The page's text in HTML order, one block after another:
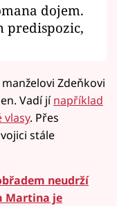
dojem.
predispozic,
Zdeňkovi
Vadí jínapříklad
. Přes
stále
neudrží
Martina je